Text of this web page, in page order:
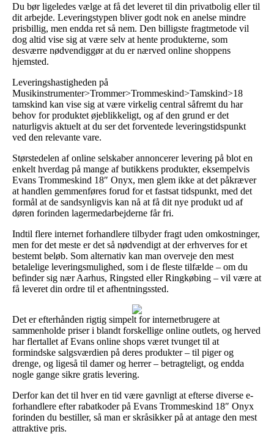
Du bør ligeledes vælge at få det leveret til din privatbolig eller til
dit arbejde. Leveringstypen bliver godt nok en anelse mindre
prisbillig, men endda ret så nem. Den billigste fragtmetode vil
dog altid vise sig at være selv at hente produkterne, som
desværre nødvendiggør at du er nærved online shoppens
hjemsted.
Leveringshastigheden på
Musikinstrumenter>Trommer>Trommeskind>Tamskind>18
tamskind kan vise sig at være virkelig central såfremt du har
behov for produktet øjeblikkeligt, og af den grund er det
naturligvis aktuelt at du ser det forventede leveringstidspunkt
ved den relevante vare.
Størstedelen af online selskaber annoncerer levering på blot en
enkelt hverdag på mange af butikkens produkter, eksempelvis
Evans Trommeskind 18″ Onyx, men glem ikke at det påkræver
at handlen gemmenføres forud for et fastsat tidspunkt, med det
formål at de sandsynligvis kan nå at få dit nye produkt ud af
døren forinden lagermedarbejderne får fri.
Indtil flere internet forhandlere tilbyder fragt uden omkostninger,
men for det meste er det så nødvendigt at der erhverves for et
bestemt beløb. Som alternativ kan man overveje den mest
betalelige leveringsmulighed, som i de fleste tilfælde – om du
befinder sig nær Aarhus, Ringsted eller Ringkøbing – vil være at
få leveret din ordre til et afhentningssted.
Det er efterhånden rigtig simpelt for internetbrugere at
sammenholde priser i blandt forskellige online outlets, og herved
har flertallet af Evans online shops været tvunget til at
formindske salgsværdien på deres produkter – til piger og
drenge, og ligeså til damer og herrer – betragteligt, og endda
nogle gange sikre gratis levering.
Derfor kan det til hver en tid være gavnligt at efterse diverse e-
forhandlere efter rabatkoder på Evans Trommeskind 18″ Onyx
forinden du bestiller, så man er skråsikker på at antage den mest
attraktive pris.